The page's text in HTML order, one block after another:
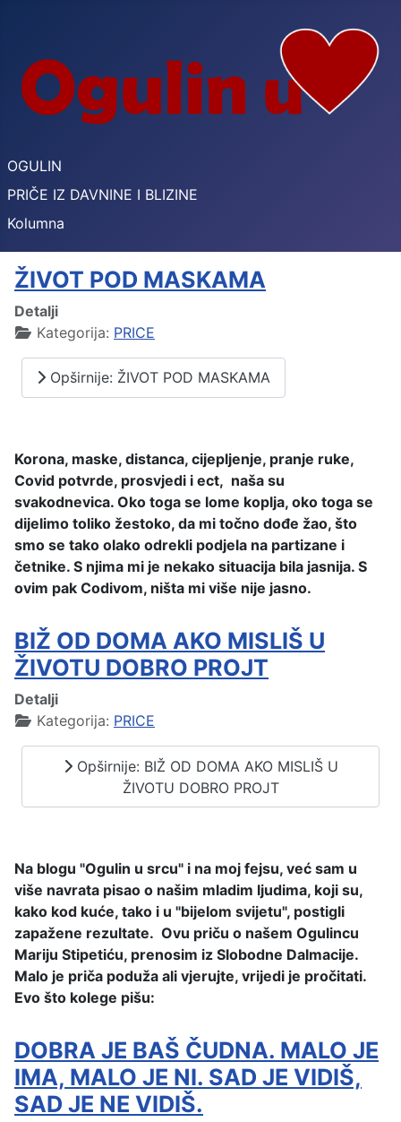
OGULIN
PRIČE IZ DAVNINE I BLIZINE
Kolumna
ŽIVOT POD MASKAMA
Detalji
Kategorija: PRICE
Opširnije: ŽIVOT POD MASKAMA
Korona, maske, distanca, cijepljenje, pranje ruke,
Covid potvrde, prosvjedi i ect, naša su
svakodnevica. Oko toga se lome koplja, oko toga se
dijelimo toliko žestoko, da mi točno dođe žao, što
smo se tako olako odrekli podjela na partizane i
četnike. S njima mi je nekako situacija bila jasnija. S
ovim pak Codivom, ništa mi više nije jasno.
BIŽ OD DOMA AKO MISLIŠ U
ŽIVOTU DOBRO PROJT
Detalji
Kategorija: PRICE
Opširnije: BIŽ OD DOMA AKO MISLIŠ U
ŽIVOTU DOBRO PROJT
Na blogu "Ogulin u srcu" i na moj fejsu, već sam u
više navrata pisao o našim mladim ljudima, koji su,
kako kod kuće, tako i u "bijelom svijetu", postigli
zapažene rezultate. Ovu priču o našem Ogulincu
Mariju Stipetiću, prenosim iz Slobodne Dalmacije.
Malo je priča poduža ali vjerujte, vrijedi je pročitati.
Evo što kolege pišu:
DOBRA JE BAŠ ČUDNA. MALO JE
IMA, MALO JE NI. SAD JE VIDIŠ,
SAD JE NE VIDIŠ.